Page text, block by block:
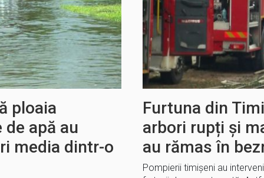
ploaia
apă au
media dintr-o
Furtuna din
arbori rupți și
au rămas în
Pompierii timișeni au